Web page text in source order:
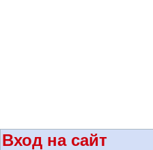
Вход на сайт